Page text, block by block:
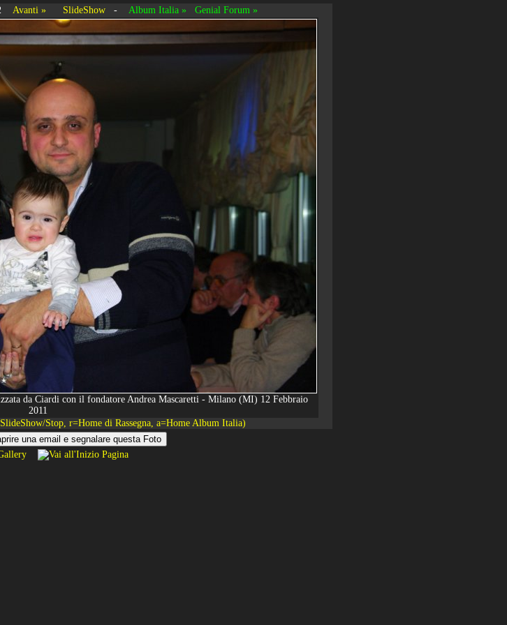
Avanti » SlideShow- Album Italia » Genial Forum »
da Ciardi con il fondatore Andrea Mascaretti - Milano (MI) 12 Febbraio
2011
Stop, r=Home di Rassegna, a=Home Album Italia)